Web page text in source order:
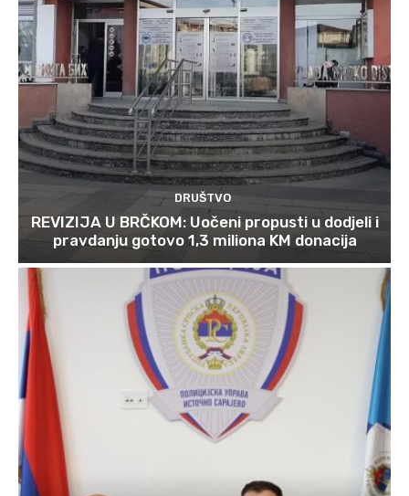
DRUŠTVO
REVIZIJA U BRČKOM: Uočeni propusti u dodjeli i
pravdanju gotovo 1,3 miliona KM donacija